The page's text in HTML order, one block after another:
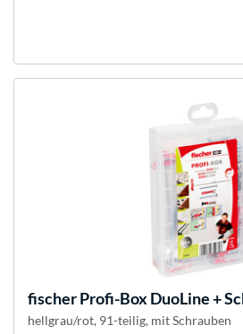
fischerProfi-Box DuoLine +
hellgrau/rot, 91-teilig, mit Schrauben